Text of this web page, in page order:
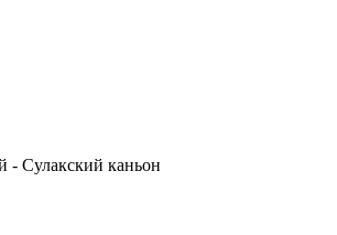
- Сулакский каньон